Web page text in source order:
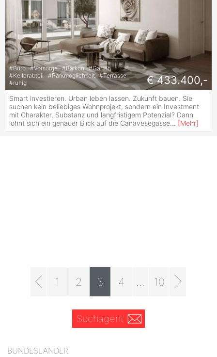
#Büro #Vorsorge #Balkon #Garten
#Kellerabteil #Parkmöglichkeit #Terrasse
#ruhig € 433.400,-
Smart investieren. Urban leben lassen. Zukunft bauen. Sie
suchen kein beliebiges Wohnprojekt, sondern ein Investment
mit Charakter, Substanz und langfristigem Potenzial? Dann
lohnt sich ein genauer Blick auf die Canavesegasse... [Mehr]
1 2 3 4 10
Suchagent
BUNDESLÄNDER